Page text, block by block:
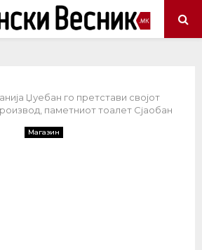
Џуебан го претстави својот
паметниот тоалет Сјаобан
Магазин